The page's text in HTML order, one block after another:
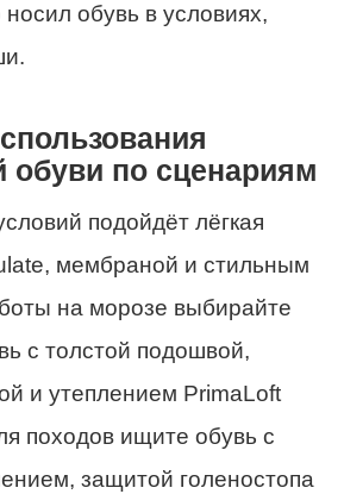
обувь в условиях,
обуви по сценариям
подойдёт лёгкая
мембраной и стильным
на морозе выбирайте
с толстой подошвой,
и утеплением PrimaLoft
походов ищите обувь с
защитой голеностопа